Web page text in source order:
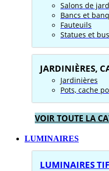
Salons de
Bancs et
Fauteuils
Statues et
JARDINIÈRES,
Jardinières
Pots, cache
VOIR TOUTE LA
LUMINAIRES
LUMINAIRES